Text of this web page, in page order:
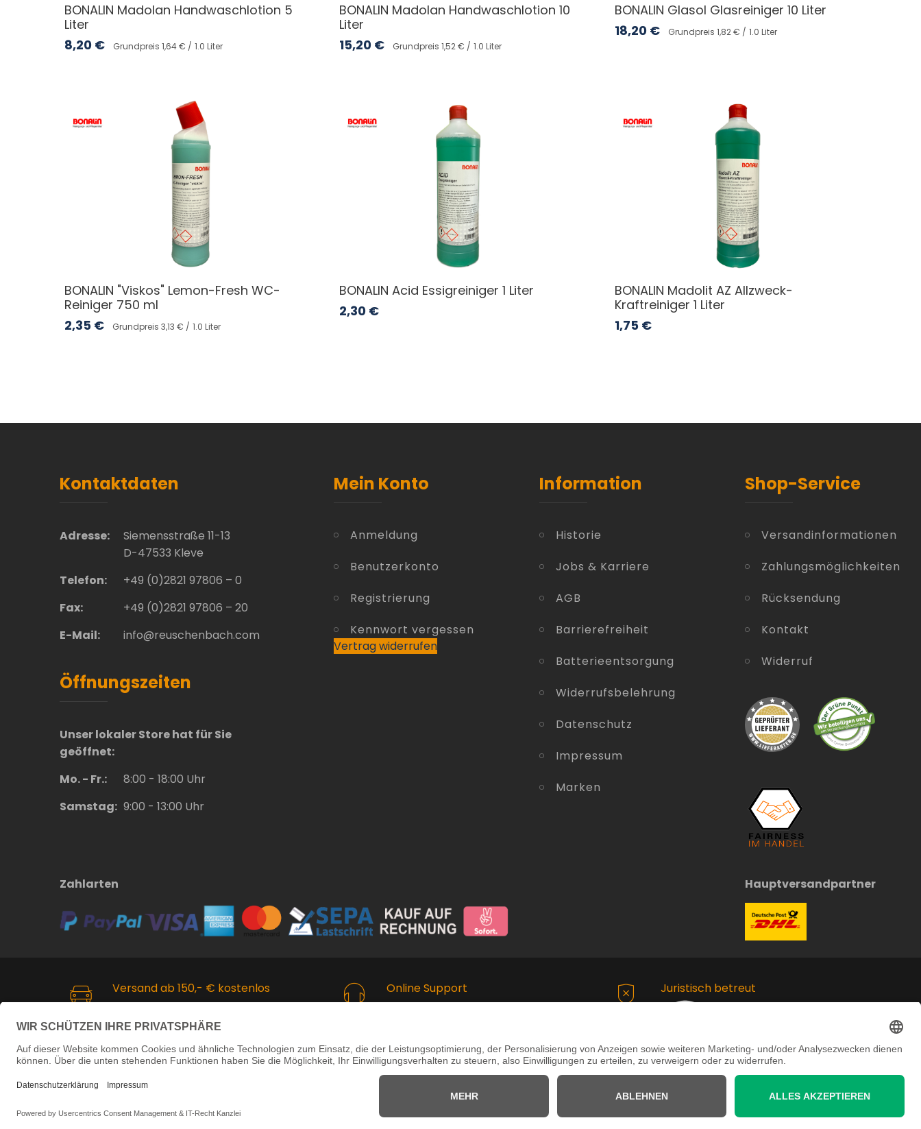
BONALIN Madolan Handwaschlotion 5
Liter
8,20 € Grundpreis 1,64 € / 1.0 Liter
BONALIN Madolan Handwaschlotion 10
Liter
15,20 € Grundpreis 1,52 € / 1.0 Liter
BONALIN Glasol Glasreiniger 10 Liter
18,20€ Grundpreis 1,82 € / 1.0 Liter
BONALIN "Viskos" Lemon-Fresh WC-
Reiniger 750 ml
2,35 € Grundpreis 3,13 € / 1.0 Liter
BONALIN Acid Essigreiniger 1 Liter
2,30 €
BONALIN Madolit AZ Allzweck-
Kraftreiniger 1 Liter
1,75€
Kontaktdaten
Adresse:
Siemensstraße 11-13
D-47533 Kleve
Telefon:
+49 (0)2821 97806 – 0
Fax:
+49 (0)2821 97806 – 20
E-Mail:
info@reuschenbach.com
Öffnungszeiten
Unser lokaler Store hat für Sie
geöffnet:
Mo. - Fr.:
8:00 - 18:00 Uhr
Samstag: 9:00 - 13:00 Uhr
Mein Konto
Anmeldung
Benutzerkonto
Registrierung
Kennwort vergessen
Vertrag widerrufen
Information
Historie
Jobs & Karriere
AGB
Barrierefreiheit
Batterieentsorgung
Widerrufsbelehrung
Datenschutz
Impressum
Marken
Shop-Service
Versandinformationen
Zahlungsmöglichkeiten
Rücksendung
Kontakt
Widerruf
Zahlarten Hauptversandpartner
Versand ab 150,- € kostenlos
Deutschlands ab 150,- Euro.
Online Support
Juristisch betreut
Copyright ©2026 Martin Reuschenbach Handels- und Fertigungs- GmbH & Co. KG - Alle Rechte vorbehalten